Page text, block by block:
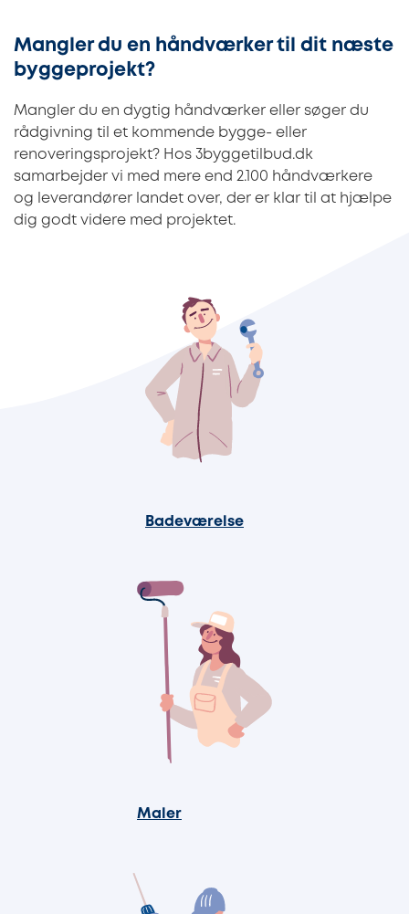
Mangler du en håndværker til dit næste
byggeprojekt?
Mangler du en dygtig håndværker eller søger du
rådgivning til et kommende bygge- eller
renoveringsprojekt? Hos 3byggetilbud.dk
samarbejder vi med mere end 2.100 håndværkere
og leverandører landet over, der er klar til at hjælpe
dig godt videre med projektet.
Badeværelse
Maler